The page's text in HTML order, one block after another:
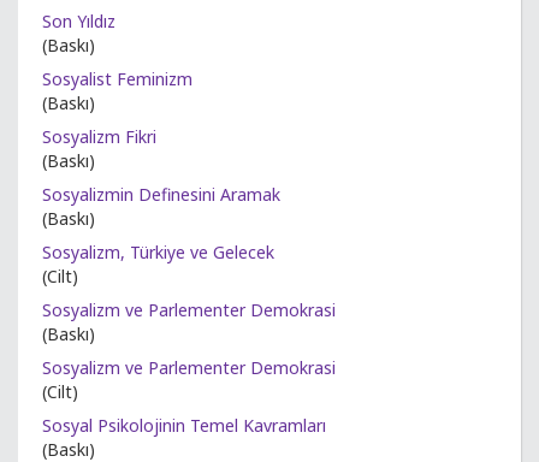
Son Yıldız
(Baskı)
Sosyalist Feminizm
(Baskı)
Sosyalizm Fikri
(Baskı)
Sosyalizmin Definesini Aramak
(Baskı)
Sosyalizm, Türkiye ve Gelecek
(Cilt)
Sosyalizm ve Parlementer Demokrasi
(Baskı)
Sosyalizm ve Parlementer Demokrasi
(Cilt)
Sosyal Psikolojinin Temel Kavramları
(Baskı)